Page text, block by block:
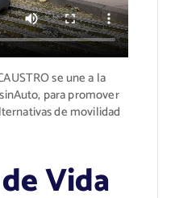
se une a la
para promover
de movilidad
Vida